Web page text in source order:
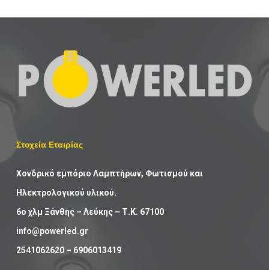
Στοχεία Εταιρίας
Χονδρικό εμπόριο Λαμπτήρων, Φωτισμού και
Ηλεκτρολογικού υλικού.
6ο χλμ Ξάνθης – Λεύκης – Τ.Κ. 67100
info@powerled.gr
2541062620– 6906013419